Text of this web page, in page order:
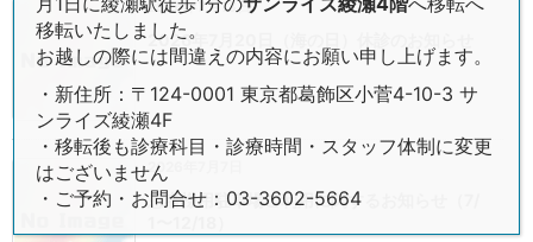
2026年7月13日
2026年7月20日（海の日）休診のお知らせ
2026年7月7日
患者様用駐車場ご利用に関するお知らせ（7/
移転いたしました。
お越しの際には間違えの内容にお願い申し上げます。
・新住所：〒124-0001 東京都葛飾区小菅4-10-3 サ
ンライズ綾瀬4F
・移転後も診療科目・診療時間・スタッフ体制に変更
はございません
・ご予約・お問合せ：03-3602-5664